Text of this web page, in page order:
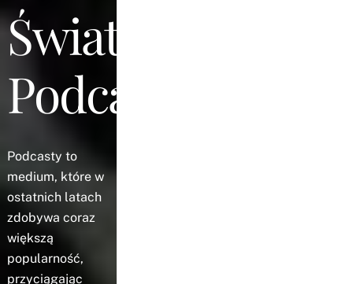
Świat
Podcastów
Podcasty to
medium, które w
ostatnich latach
zdobywa coraz
większą
popularność,
przyciągając